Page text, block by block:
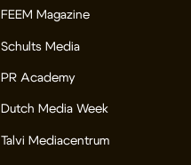
FEEM Magazine
Schults Media
PR Academy
Dutch Media Week
Talvi Mediacentrum